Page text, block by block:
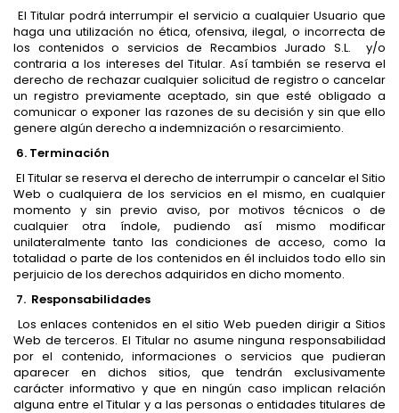
El Titular podrá interrumpir el servicio a cualquier Usuario que
haga una utilización no ética, ofensiva, ilegal, o incorrecta de
los contenidos o servicios de Recambios Jurado S.L. y/o
contraria a los intereses del Titular. Así también se reserva el
derecho de rechazar cualquier solicitud de registro o cancelar
un registro previamente aceptado, sin que esté obligado a
comunicar o exponer las razones de su decisión y sin que ello
genere algún derecho a indemnización o resarcimiento.
6. Terminación
El Titular se reserva el derecho de interrumpir o cancelar el Sitio
Web o cualquiera de los servicios en el mismo, en cualquier
momento y sin previo aviso, por motivos técnicos o de
cualquier otra índole, pudiendo así mismo modificar
unilateralmente tanto las condiciones de acceso, como la
totalidad o parte de los contenidos en él incluidos todo ello sin
perjuicio de los derechos adquiridos en dicho momento.
7. Responsabilidades
Los enlaces contenidos en el sitio Web pueden dirigir a Sitios
Web de terceros. El Titular no asume ninguna responsabilidad
por el contenido, informaciones o servicios que pudieran
aparecer en dichos sitios, que tendrán exclusivamente
carácter informativo y que en ningún caso implican relación
alguna entre el Titular y a las personas o entidades titulares de